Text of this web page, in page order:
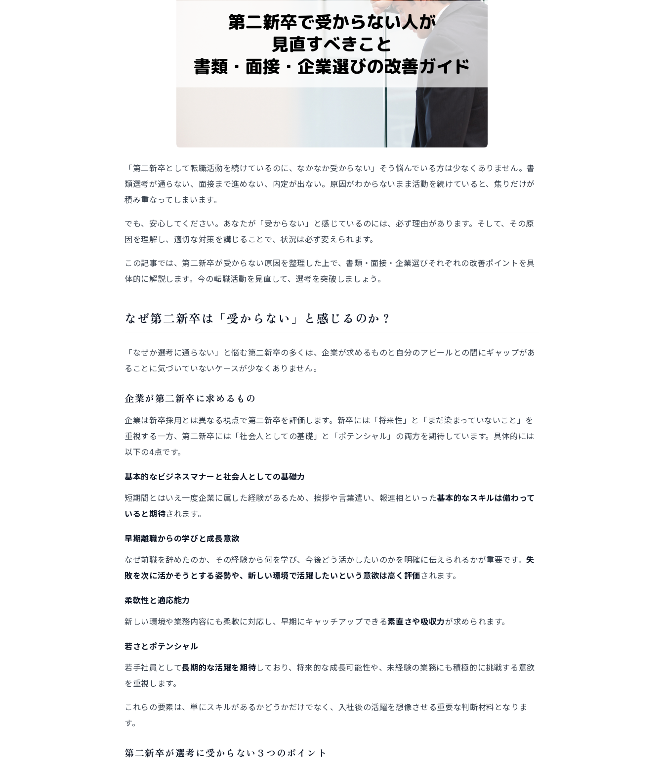
「第二新卒として転職活動を続けているのに、なかなか受からない」そう悩んでいる方は少なくありません。書
類選考が通らない、面接まで進めない、内定が出ない。原因がわからないまま活動を続けていると、焦りだけが
積み重なってしまいます。
でも、安心してください。あなたが「受からない」と感じているのには、必ず理由があります。そして、その原
因を理解し、適切な対策を講じることで、状況は必ず変えられます。
この記事では、第二新卒が受からない原因を整理した上で、書類・面接・企業選びそれぞれの改善ポイントを具
体的に解説します。今の転職活動を見直して、選考を突破しましょう。
なぜ第二新卒は「受からない」と感じるのか？
「なぜか選考に通らない」と悩む第二新卒の多くは、企業が求めるものと自分のアピールとの間にギャップがあ
ることに気づいていないケースが少なくありません。
企業が第二新卒に求めるもの
企業は新卒採用とは異なる視点で第二新卒を評価します。新卒には「将来性」と「まだ染まっていないこと」を
重視する一方、第二新卒には「社会人としての基礎」と「ポテンシャル」の両方を期待しています。具体的には
以下の4点です。
基本的なビジネスマナーと社会人としての基礎力
短期間とはいえ一度企業に属した経験があるため、挨拶や言葉遣い、報連相といった基本的なスキルは備わって
いると期待されます。
早期離職からの学びと成長意欲
なぜ前職を辞めたのか、その経験から何を学び、今後どう活かしたいのかを明確に伝えられるかが重要です。失
敗を次に活かそうとする姿勢や、新しい環境で活躍したいという意欲は高く評価されます。
柔軟性と適応能力
新しい環境や業務内容にも柔軟に対応し、早期にキャッチアップできる素直さや吸収力が求められます。
若さとポテンシャル
若手社員として長期的な活躍を期待しており、将来的な成長可能性や、未経験の業務にも積極的に挑戦する意欲
を重視します。
これらの要素は、単にスキルがあるかどうかだけでなく、入社後の活躍を想像させる重要な判断材料となりま
す。
第二新卒が選考に受からない３つのポイント